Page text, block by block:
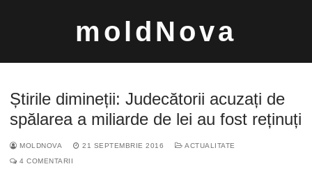
moldNova
Știrile dimineții: Judecătorii acuzați de
spălarea a miliarde de lei au fost reținuți
MOLDNOVA 21 SEPTEMBRIE 2016
ACTUALITATE
4 COMENTARII